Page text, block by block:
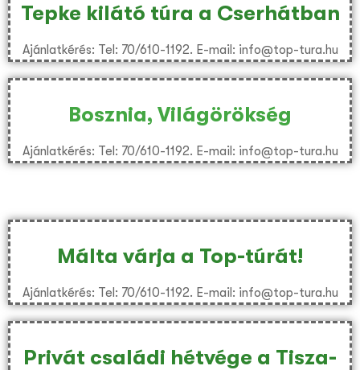
Tepke kilátó túra a Cserhátban
Ajánlatkérés: Tel: 70/610-1192. E-mail: info@top-tura.hu
Bosznia, Világörökség
Ajánlatkérés: Tel: 70/610-1192. E-mail: info@top-tura.hu
Málta várja a Top-túrát!
Ajánlatkérés: Tel: 70/610-1192. E-mail: info@top-tura.hu
Privát családi hétvége a Tisza-